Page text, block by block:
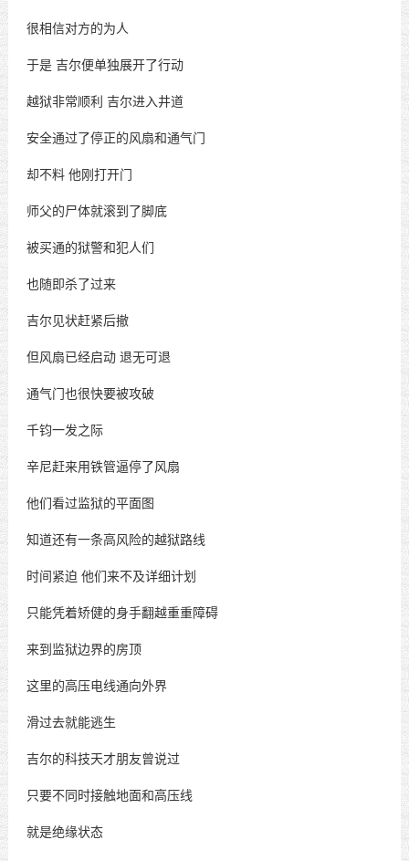
很相信对方的为人
于是 吉尔便单独展开了行动
越狱非常顺利 吉尔进入井道
安全通过了停正的风扇和通气门
却不料 他刚打开门
师父的尸体就滚到了脚底
被买通的狱警和犯人们
也随即杀了过来
吉尔见状赶紧后撤
但风扇已经启动 退无可退
通气门也很快要被攻破
千钧一发之际
辛尼赶来用铁管逼停了风扇
他们看过监狱的平面图
知道还有一条高风险的越狱路线
时间紧迫 他们来不及详细计划
只能凭着矫健的身手翻越重重障碍
来到监狱边界的房顶
这里的高压电线通向外界
滑过去就能逃生
吉尔的科技天才朋友曾说过
只要不同时接触地面和高压线
就是绝缘状态